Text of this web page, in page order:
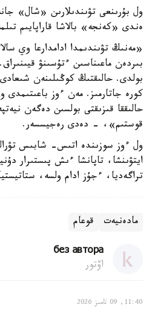
ول بۇرىنعى تۋىندىلارىن «شال»
ەندى «كەنجە» بالاشا قاراپايىم
«مەنىڭ تۋىندىمدا ادامدارعا وي
بىردەن ماعىناسىن ءتۇسىنۋ
بولدى. حالىقتىڭ كوڭىلىنەن
كورە جاتارمىز. مەن ءوز باعىتىمدى
حالىققا قىزىقتى بولسىن دەگەن
قوستىم»، - دەدى رەجيسسەر.
ول ءوز سوزىندە اتىس- شابىس
ايتۋىنشا، تاپانشا ءىش پىستىرار
تراگەديا، ءجۇز ادام ولسە،
مادەنيەت قوعام
без автора
اۆتور
11:40, 09 تامىز 2026